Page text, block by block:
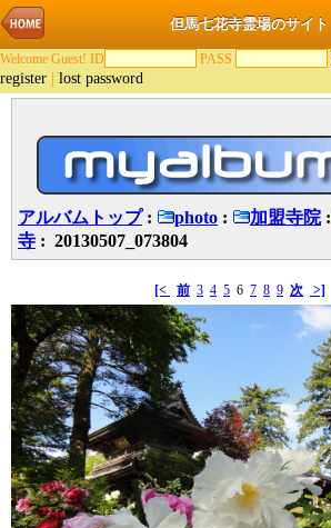
但馬七花寺霊場のサイト
Welcome Guest! ID PASS
register lost password
アルバムトップ: photo : 加盟寺院:
寺 : 20130507_073804
[< 前 3 4 5 6 7 8 9 次 >]